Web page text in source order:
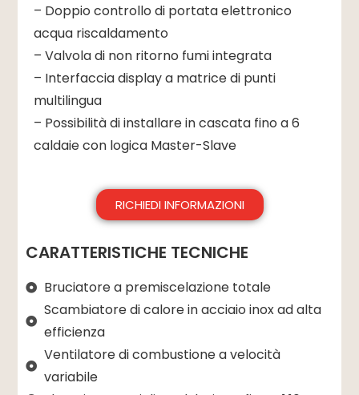
– Doppio controllo di portata elettronico
acqua riscaldamento
– Valvola di non ritorno fumi integrata
– Interfaccia display a matrice di punti
multilingua
– Possibilità di installare in cascata fino a 6
caldaie con logica Master-Slave
RICHIEDI INFORMAZIONI
CARATTERISTICHE TECNICHE
Bruciatore a premiscelazione totale
Scambiatore di calore in acciaio inox ad alta
efficienza
Ventilatore di combustione a velocità
variabile